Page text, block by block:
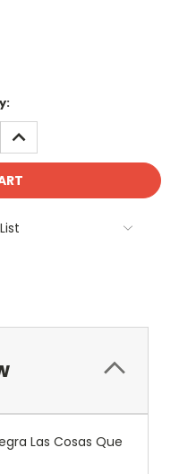
INCREASE
QUANTITY:
Las Cosas Que